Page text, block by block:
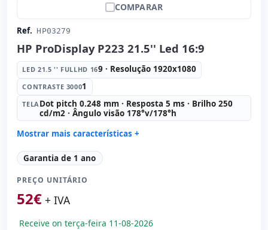
COMPARAR
Ref. HP03279
HP ProDisplay P223 21.5'' Led 16:9
LED 21.5 '' FULLHD 169 · Resolução 1920x1080
CONTRASTE 30001
TELA Dot pitch 0.248 mm · Resposta 5 ms · Brilho 250
cd/m2 · Ângulo visão 178°v/178°h
Mostrar mais características +
Led 21.5 '' FullHD 16:
Contraste 3000: 1
Tela: Dot pitch 0.248 mm · Resposta 5 ms · Brilho 250
cd/m2 · Ângulo visão 178°v/178°h
Portas de vídeo:
Específico tela: Apoio VESA
Garantia de 1 ano
PREÇO UNITÁRIO
52€ + IVA
Receive on terça-feira 11-08-2026